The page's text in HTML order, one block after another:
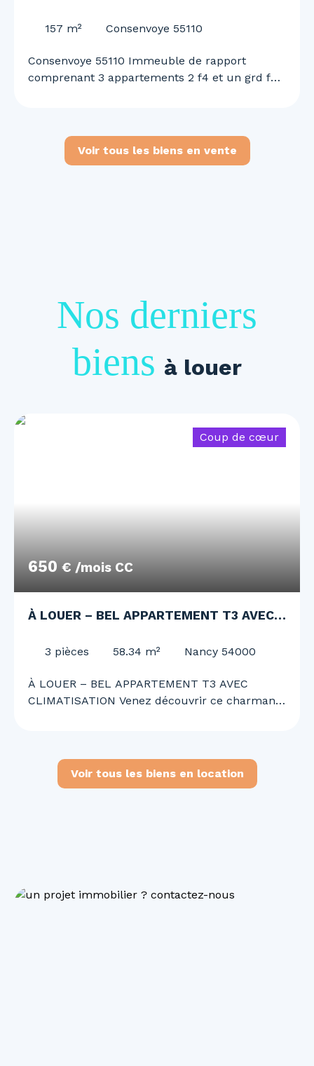
157 m² Consenvoye 55110
Consenvoye 55110 Immeuble de rapport
comprenant 3 appartements 2 f4 et un grd f2
Voir tous les biens en vente
Nos derniers
biens à louer
650 € /mois CC
Coup de cœur
À LOUER – BEL APPARTEMENT T3 AVEC
3 pièces 58.34 m² Nancy 54000
À LOUER – BEL APPARTEMENT T3 AVEC
CLIMATISATION Venez découvrir ce charmant
séjour lumineux, de deux chambres, d’une
salle de bains, d’un WC ainsi que d’une
organiser une visite et découvrir votre futur
Voir tous les biens en location